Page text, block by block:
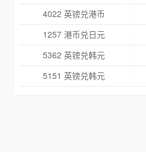
4022 英镑兑港币
1257 港币兑日元
5362 英镑兑韩元
5151 英镑兑韩元